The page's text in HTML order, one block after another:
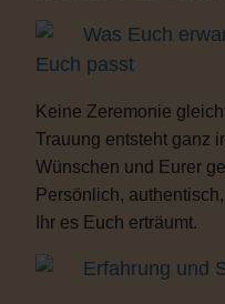
Was Euch
Euch passt
Keine Zeremonie
Trauung entsteht ganz
Wünschen und Eurer
Persönlich,
Ihr es Euch erträumt.
Erfahrung und